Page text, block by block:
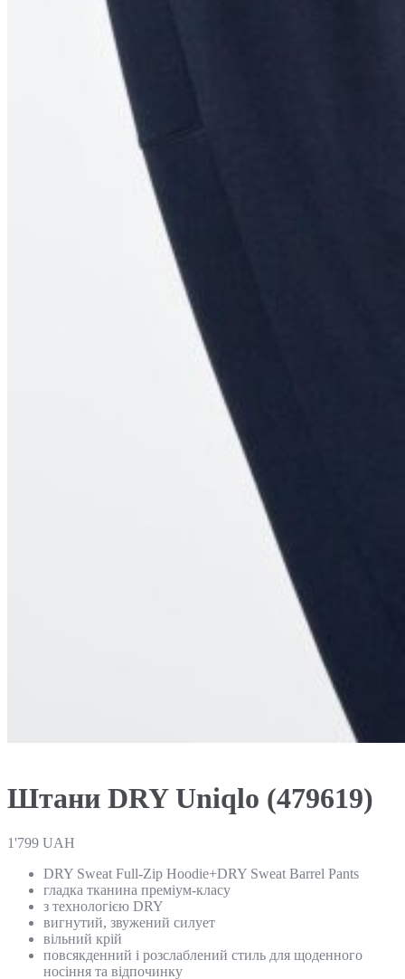
Штани DRY Uniqlo (479619)
1'799 UAH
DRY Sweat Full-Zip Hoodie+DRY Sweat Barrel Pants
гладка тканина преміум-класу
з технологією DRY
вигнутий, звужений силует
вільний крій
повсякденний і розслаблений стиль для щоденного
носіння та відпочинку